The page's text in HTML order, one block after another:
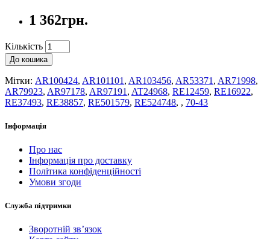
1 362грн.
Кількість
До кошика
Мітки: AR100424, AR101101 , AR103456, AR53371 , AR71998,
AR79923, AR97178, AR97191 , AT24968, RE12459, RE16922,
RE37493, RE38857, RE501579, RE524748, , 70-43
Інформація
Про нас
Інформація про доставку
Політика конфіденційності
Умови згоди
Служба підтримки
Зворотній зв’язок